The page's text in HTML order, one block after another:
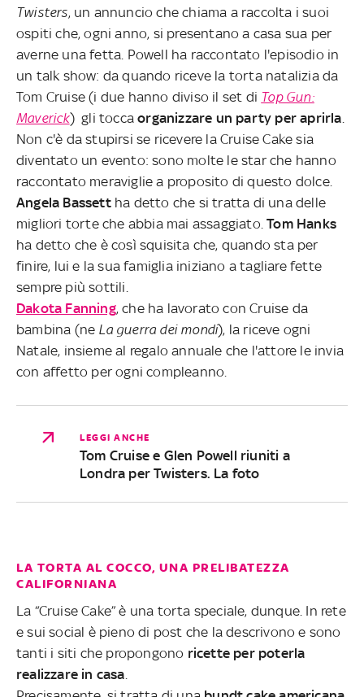
Twisters, un annuncio che chiama a raccolta i suoi
ospiti che, ogni anno, si presentano a casa sua per
averne una fetta. Powell ha raccontato l'episodio in
un talk show: da quando riceve la torta natalizia da
Tom Cruise (i due hanno diviso il set di Top Gun:
Maverick) gli toccaorganizzare un party per aprirla
Non c'è da stupirsi se ricevere la Cruise Cake sia
diventato un evento: sono molte le star che hanno
raccontato meraviglie a proposito di questo dolce.
Angela Bassett ha detto che si tratta di una delle
migliori torte che abbia mai assaggiato. Tom Hanks
ha detto che è così squisita che, quando sta per
finire, lui e la sua famiglia iniziano a tagliare fette
sempre più sottili.
Dakota Fanning, che ha lavorato con Cruise da
bambina (ne La guerra dei mondi), la riceve ogni
Natale, insieme al regalo annuale che l'attore le invia
con affetto per ogni compleanno.
LEGGI ANCHE
Tom Cruise e Glen Powell riuniti a
Londra per Twisters. La foto
LA TORTA AL COCCO, UNA PRELIBATEZZA
CALIFORNIANA
La “Cruise Cake” è una torta speciale, dunque. In rete
e sui social è pieno di post che la descrivono e sono
tanti i siti che propongono ricette per poterla
realizzare in casa